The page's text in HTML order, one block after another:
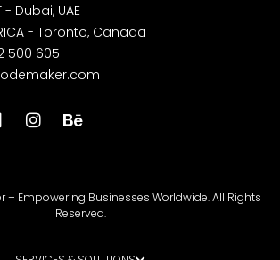
- Dubai, UAE
- Toronto, Canada
500 605
– Empowering Businesses Worldwide. All Rights
Reserved.